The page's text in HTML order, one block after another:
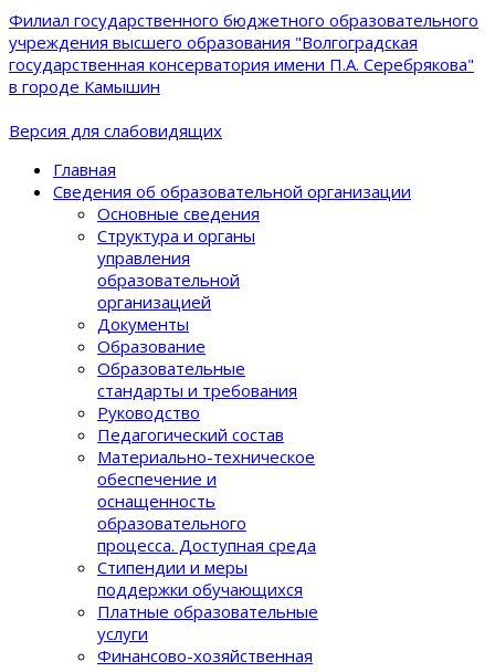
Филиал государственного бюджетного образовательного
учреждения высшего образования "Волгоградская
государственная консерватория имени П.А. Серебрякова"
в городе Камышин
Версия для слабовидящих
Главная
Сведения об образовательной организации
Основные сведения
Структура и органы
управления
образовательной
организацией
Документы
Образование
Образовательные
стандарты и требования
Руководство
Педагогический состав
Материально-техническое
обеспечение и
оснащенность
образовательного
процеcса. Доступная среда
Стипендии и меры
поддержки обучающихся
Платные образовательные
услуги
Финансово-хозяйственная